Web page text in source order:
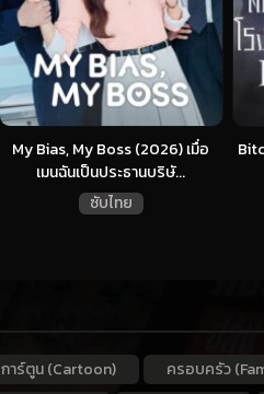
My Bias, My Boss (2026) เมื่อ
เมนฉันเป็นประธานบริษั...
ซับไทย
การ์ตูน (Cartoon) ครอบครัว